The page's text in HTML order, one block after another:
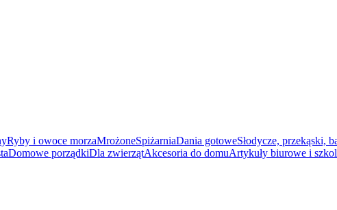
Ryby i owoce morzaMrożoneSpiżarniaDania gotoweSłodycze, przekąski,
Domowe porządkiDla zwierzątAkcesoria do domuArtykuły biurowe i